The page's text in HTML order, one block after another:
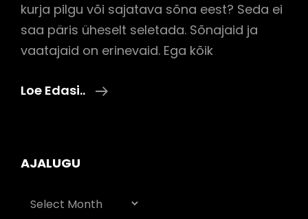
kurja pilgu või sajatava sõna eest? Seda ei
saa päris üheselt seletada. Sõnajaid ja
vaatajaid on erinevaid. Ega kõik
Loe Edasi..
Kuidas
AJALUGU
AJALUGU